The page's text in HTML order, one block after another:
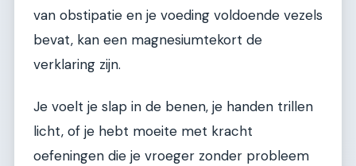
van obstipatie en je voeding voldoende vezels
bevat, kan een magnesiumtekort de
verklaring zijn.
Je voelt je slap in de benen, je handen trillen
licht, of je hebt moeite met kracht
oefeningen die je vroeger zonder probleem